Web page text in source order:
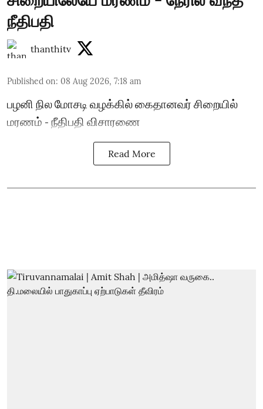
நீதிபதி
thanthitv
Published on: 08 Aug 2026, 7:18 am
பழனி நில மோசடி வழக்கில் கைதானவர் சிறையில்
மரணம் - நீதிபதி விசாரணை
Read More